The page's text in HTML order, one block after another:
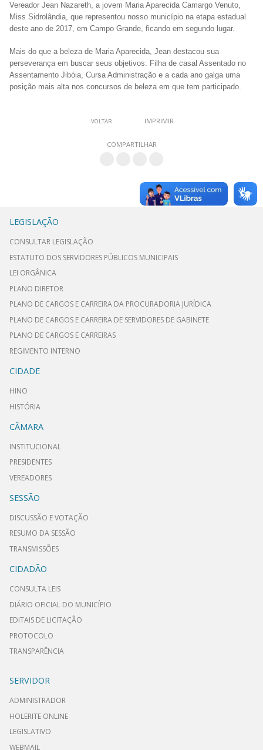
Vereador Jean Nazareth, a jovem Maria Aparecida Camargo Venuto,
Miss Sidrolândia, que representou nosso município na etapa estadual
deste ano de 2017, em Campo Grande, ficando em segundo lugar.
Mais do que a beleza de Maria Aparecida, Jean destacou sua
perseverança em buscar seus objetivos. Filha de casal Assentado no
Assentamento Jibóia, Cursa Administração e a cada ano galga uma
posição mais alta nos concursos de beleza em que tem participado.
VOLTAR IMPRIMIR
COMPARTILHAR
LEGISLAÇÃO
CONSULTAR LEGISLAÇÃO
ESTATUTO DOS SERVIDORES PÚBLICOS MUNICIPAIS
LEI ORGÂNICA
PLANO DIRETOR
PLANO DE CARGOS E CARREIRA DA PROCURADORIA JURÍDICA
PLANO DE CARGOS E CARREIRA DE SERVIDORES DE GABINETE
PLANO DE CARGOS E CARREIRAS
REGIMENTO INTERNO
CIDADE
HINO
HISTÓRIA
CÂMARA
INSTITUCIONAL
PRESIDENTES
VEREADORES
SESSÃO
DISCUSSÃO E VOTAÇÃO
RESUMO DA SESSÃO
TRANSMISSÕES
CIDADÃO
CONSULTA LEIS
DIÁRIO OFICIAL DO MUNICÍPIO
EDITAIS DE LICITAÇÃO
PROTOCOLO
TRANSPARÊNCIA
SERVIDOR
ADMINISTRADOR
HOLERITE ONLINE
LEGISLATIVO
WEBMAIL